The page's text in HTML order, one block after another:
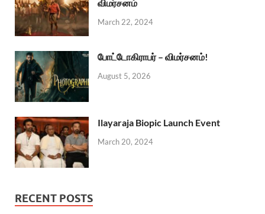
விமர்சனம்
March 22, 2024
போட்டோகிராபர் – விமர்சனம்!
August 5, 2026
Ilayaraja Biopic Launch Event
March 20, 2024
RECENT POSTS